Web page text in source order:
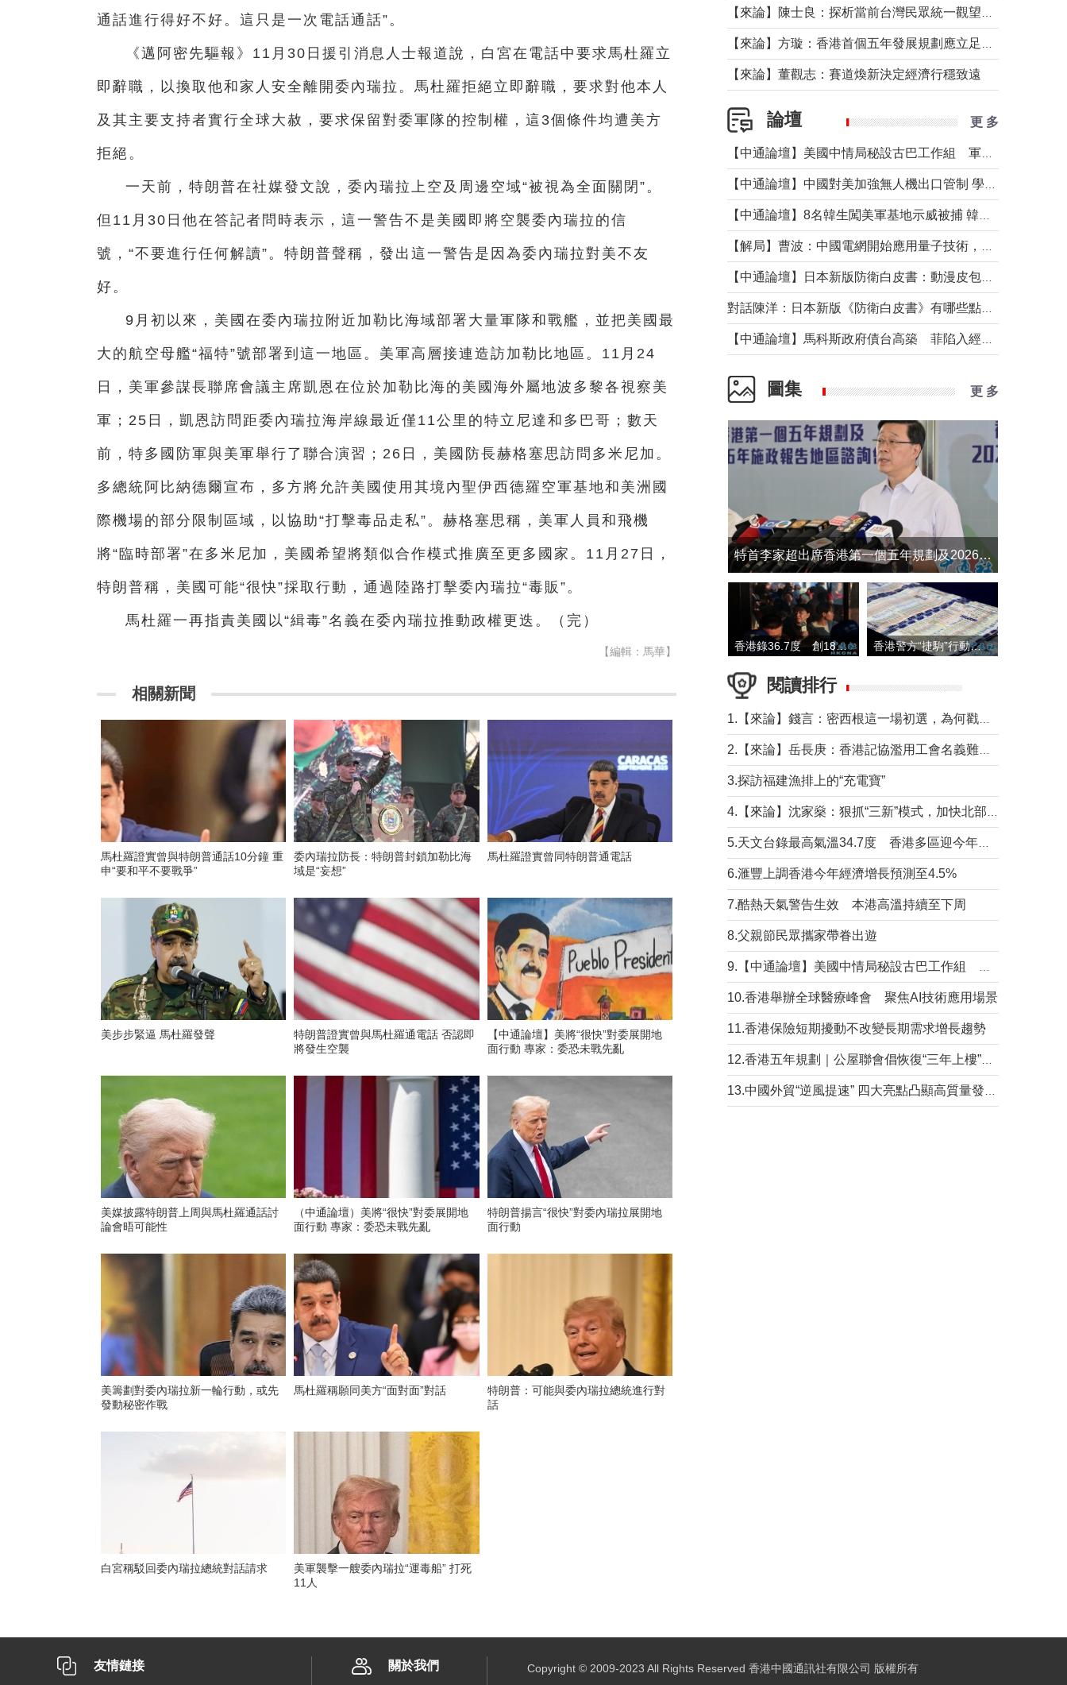
通話進行得好不好。這只是一次電話通話”。
《邁阿密先驅報》11月30日援引消息人士報道說，白宮在電話中要求馬杜羅立
即辭職，以換取他和家人安全離開委內瑞拉。馬杜羅拒絕立即辭職，要求對他本人
及其主要支持者實行全球大赦，要求保留對委軍隊的控制權，這3個條件均遭美方
拒絕。
一天前，特朗普在社媒發文說，委內瑞拉上空及周邊空域“被視為全面關閉”。
但11月30日他在答記者問時表示，這一警告不是美國即將空襲委內瑞拉的信
號，“不要進行任何解讀”。特朗普聲稱，發出這一警告是因為委內瑞拉對美不友
好。
9月初以來，美國在委內瑞拉附近加勒比海域部署大量軍隊和戰艦，並把美國最
大的航空母艦“福特”號部署到這一地區。美軍高層接連造訪加勒比地區。11月24
日，美軍參謀長聯席會議主席凱恩在位於加勒比海的美國海外屬地波多黎各視察美
軍；25日，凱恩訪問距委內瑞拉海岸線最近僅11公里的特立尼達和多巴哥；數天
前，特多國防軍與美軍舉行了聯合演習；26日，美國防長赫格塞思訪問多米尼加。
多總統阿比納德爾宣布，多方將允許美國使用其境內聖伊西德羅空軍基地和美洲國
際機場的部分限制區域，以協助“打擊毒品走私”。赫格塞思稱，美軍人員和飛機
將“臨時部署”在多米尼加，美國希望將類似合作模式推廣至更多國家。11月27日，
特朗普稱，美國可能“很快”採取行動，通過陸路打擊委內瑞拉“毒販”。
馬杜羅一再指責美國以“緝毒”名義在委內瑞拉推動政權更迭。（完）
【編輯：馬華】
相關新聞
馬杜羅證實曾與特朗普通話10分鐘 重
申“要和平不要戰爭”
委內瑞拉防長：特朗普封鎖加勒比海
域是“妄想”
馬杜羅證實曾同特朗普通電話
美步步緊逼 馬杜羅發聲
特朗普證實曾與馬杜羅通電話 否認即
將發生空襲
【中通論壇】美將“很快”對委展開地
面行動 專家：委恐未戰先亂
美媒披露特朗普上周與馬杜羅通話討
論會晤可能性
（中通論壇）美將“很快”對委展開地
面行動 專家：委恐未戰先亂
特朗普揚言“很快”對委內瑞拉展開地
面行動
美籌劃對委內瑞拉新一輪行動，或先
發動秘密作戰
馬杜羅稱願同美方“面對面”對話
特朗普：可能與委內瑞拉總統進行對
話
白宮稱駁回委內瑞拉總統對話請求
美軍襲擊一艘委內瑞拉“運毒船” 打死
11人
【來論】董觀志：賽道煥新決定經濟行穩致遠
論壇 更 多
圖集 更 多
​特首李家超出席香港第一個五年規劃及2026年《施政報告》地區諮詢會
香港錄36.7度 創1884年有紀錄以來最高溫 香港警方“捷駒”行動拘147人 涉洗黑錢逾6億元
閱讀排行
3.探訪福建漁排上的“充電寶”
6.滙豐上調香港今年經濟增長預測至4.5%
7.酷熱天氣警告生效 本港高溫持續至下周
8.父親節民眾攜家帶眷出遊
10.香港舉辦全球醫療峰會 聚焦AI技術應用場景
11.香港保險短期擾動不改變長期需求增長趨勢
友情鏈接 關於我們 Copyright © 2009-2023 All Rights Reserved 香港中國通訊社有限公司 版權所有